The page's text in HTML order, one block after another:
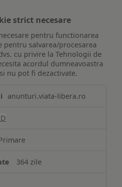
strict necesare
pentru functionarea
pentru salvarea/procesarea
cu privire la Tehnologii de
acordul dumneavoastra
nu pot fi dezactivate.
anunturi.viata-libera.ro
364 zile